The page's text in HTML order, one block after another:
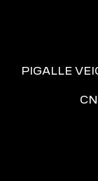
PIGALLE